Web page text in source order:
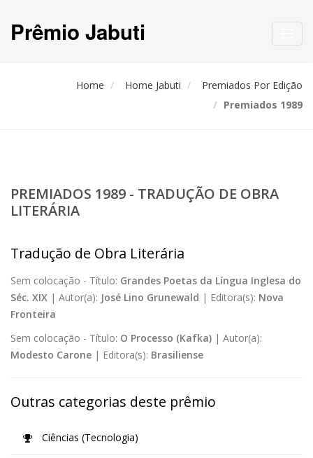
Prêmio Jabuti
Home Home Jabuti
Premiados Por Edição
Premiados 1989
PREMIADOS 1989 - TRADUÇÃO DE OBRA
LITERÁRIA
Tradução de Obra Literária
Sem colocação - Título: Grandes Poetas da Língua Inglesa do
Séc. XIX | Autor(a): José Lino Grunewald | Editora(s): Nova
Fronteira
Sem colocação - Título: O Processo (Kafka) | Autor(a):
Modesto Carone | Editora(s): Brasiliense
Outras categorias deste prêmio
Ciências (Tecnologia)